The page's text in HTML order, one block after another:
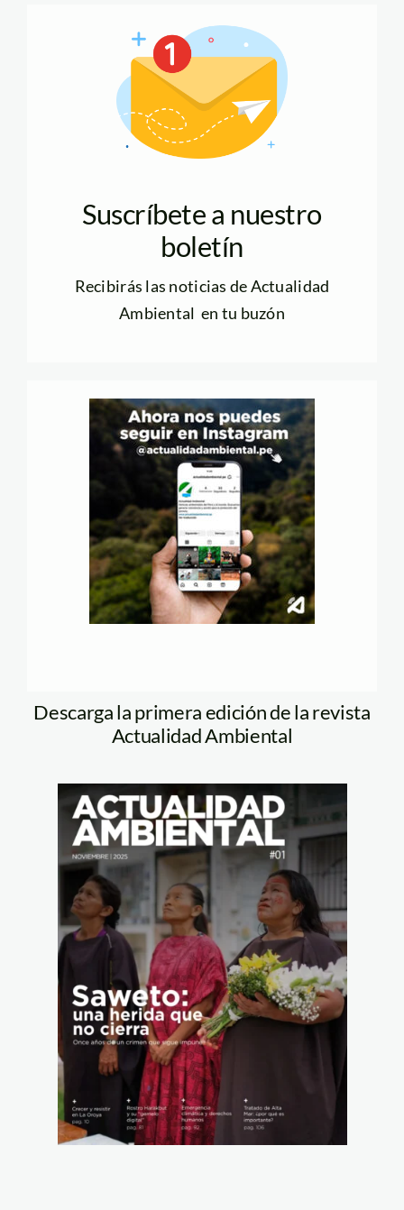
Suscríbete a nuestro
boletín
Recibirás las noticias de Actualidad
Ambiental en tu buzón
Descarga la primera edición de la revista
Actualidad Ambiental